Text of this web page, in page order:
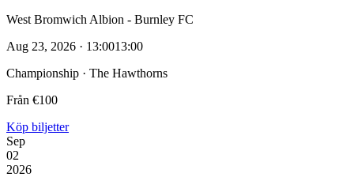
West Bromwich Albion - Burnley FC
Aug 23, 2026 · 13:0013:00
Championship · The Hawthorns
Från €100
Köp biljetter
Sep
02
2026